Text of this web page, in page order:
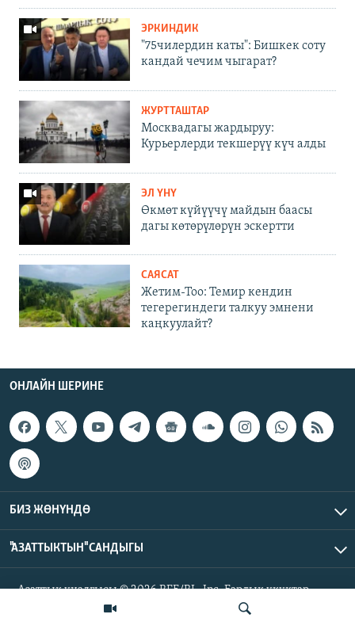
ЭРКИНДИК
"75чилердин каты": Бишкек соту
кандай чечим чыгарат?
ЖУРТТАШТАР
Москвадагы жардыруу:
Курьерлерди текшерүү күч алды
ЭЛ ҮНҮ
Өкмөт күйүүчү майдын баасы
дагы көтөрүлөрүн эскертти
САЯСАТ
Жетим-Тоо: Темир кендин
тегерегиндеги талкуу эмнени
каңкуулайт?
ОНЛАЙН ШЕРИНЕ
БИЗ ЖӨНҮНДӨ
"АЗАТТЫКТЫН" САНДЫГЫ
Азаттык үналгысы © 2026 RFE/RL, Inc. Бардык укуктар